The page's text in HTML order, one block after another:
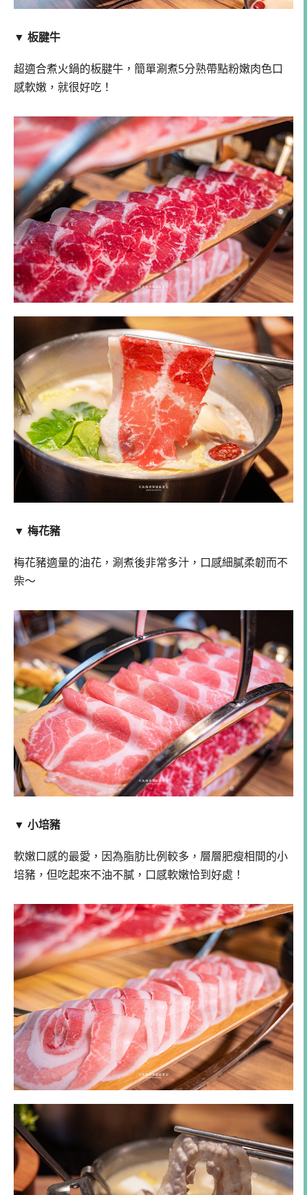
▼ 板腱牛
超適合煮火鍋的板腱牛，簡單涮煮5分熟帶點粉嫩肉色口
感軟嫩，就很好吃！
▼ 梅花豬
梅花豬適量的油花，涮煮後非常多汁，口感細膩柔韌而不
柴～
▼ 小培豬
軟嫩口感的最愛，因為脂肪比例較多，層層肥瘦相間的小
培豬，但吃起來不油不膩，口感軟嫩恰到好處！